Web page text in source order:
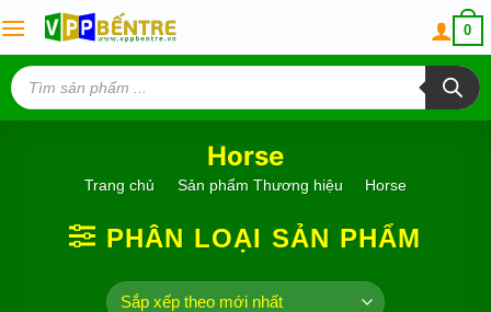
to
content
0
Tìm
kiếm
sản
phẩm
Horse
Trang chủ Sản phẩm Thương hiệu Horse
PHÂN LOẠI SẢN PHẨM